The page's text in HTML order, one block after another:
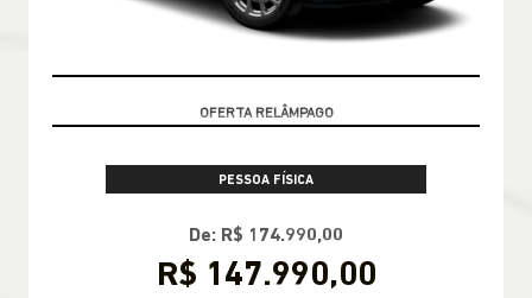
VALOR COM SEU USADO NA TROCA
PESSOA FÍSICA
De: R$ 174.990,00
R$ 147.990,00